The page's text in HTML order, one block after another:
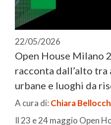
22/05/2026
Open House Milano
racconta dall’alto
urbane e luoghi da
A cura di: Chiara
Il 23 e 24 maggio Open